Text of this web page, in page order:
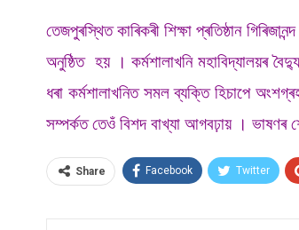
তেজপুৰস্থিত কাৰিকৰী শিক্ষা প্ৰতিষ্ঠান
অনুষ্ঠিত হয় । কৰ্মশালাখনি মহাবিদ্যালয়ৰ
ধৰা কৰ্মশালাখনিত সমল ব্যক্তি হিচাপে
সম্পৰ্কত তেওঁ বিশদ বাখ্যা আগবঢ়ায় । ভাষণৰ
Share Facebook Twitter